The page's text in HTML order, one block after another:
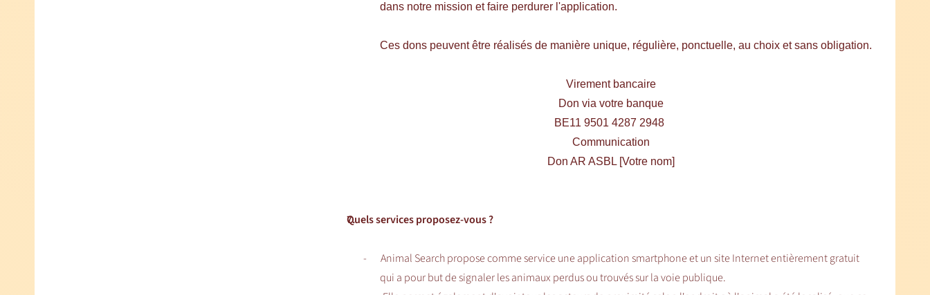
dans notre mission et faire perdurer l'application.
Ces dons peuvent être réalisés de manière unique, régulière, ponctuelle, au choix et sans obligation.
Virement bancaire
Don via votre banque
BE11 9501 4287 2948
Communication
Don AR ASBL [Votre nom]
7.
Quels services proposez-vous ?
-
Animal Search propose comme service une application smartphone et un site Internet entièrement gratuit
qui a pour but de signaler les animaux perdus ou trouvés sur la voie publique.